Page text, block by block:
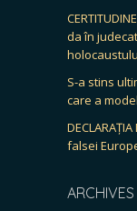
da în
S-a stins
care a
falsei
ARCHIVES